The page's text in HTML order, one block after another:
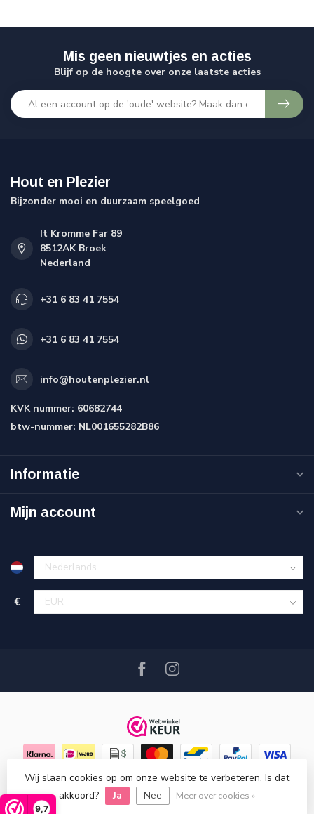
9,7
Mis geen nieuwtjes en acties
Blijf op de hoogte over onze laatste acties
Hout en Plezier
Bijzonder mooi en duurzaam speelgoed
It Kromme Far 89
8512AK Broek
Nederland
+31 6 83 41 7554
+31 6 83 41 7554
info@houtenplezier.nl
KVK nummer: 60682744
btw-nummer: NL001655282B86
Informatie
Mijn account
€
© Copyright 2026 Hout en Plezier- Powered byLightspeed-
Lightspeed designby Dyvelopment
Wij slaan cookies op om onze website te verbeteren. Is dat
akkoord?
Ja Nee Meer over cookies »